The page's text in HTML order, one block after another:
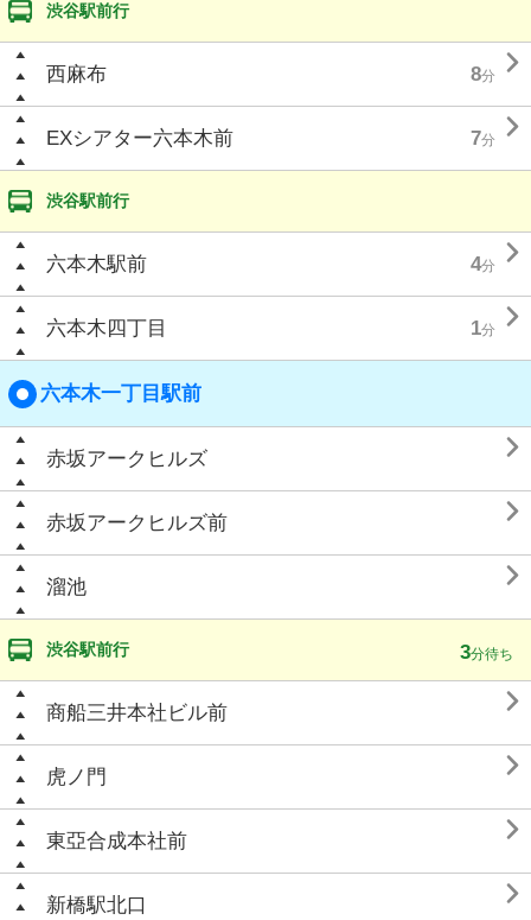
渋谷駅前行
西麻布 8分 
EXシアター六本木前 7分 
渋谷駅前行
六本木駅前 4分 
六本木四丁目 1分 
六本木一丁目駅前
赤坂アークヒルズ 
赤坂アークヒルズ前 
溜池 
渋谷駅前行 3分待ち
商船三井本社ビル前 
虎ノ門 
東亞合成本社前 
新橋駅北口 